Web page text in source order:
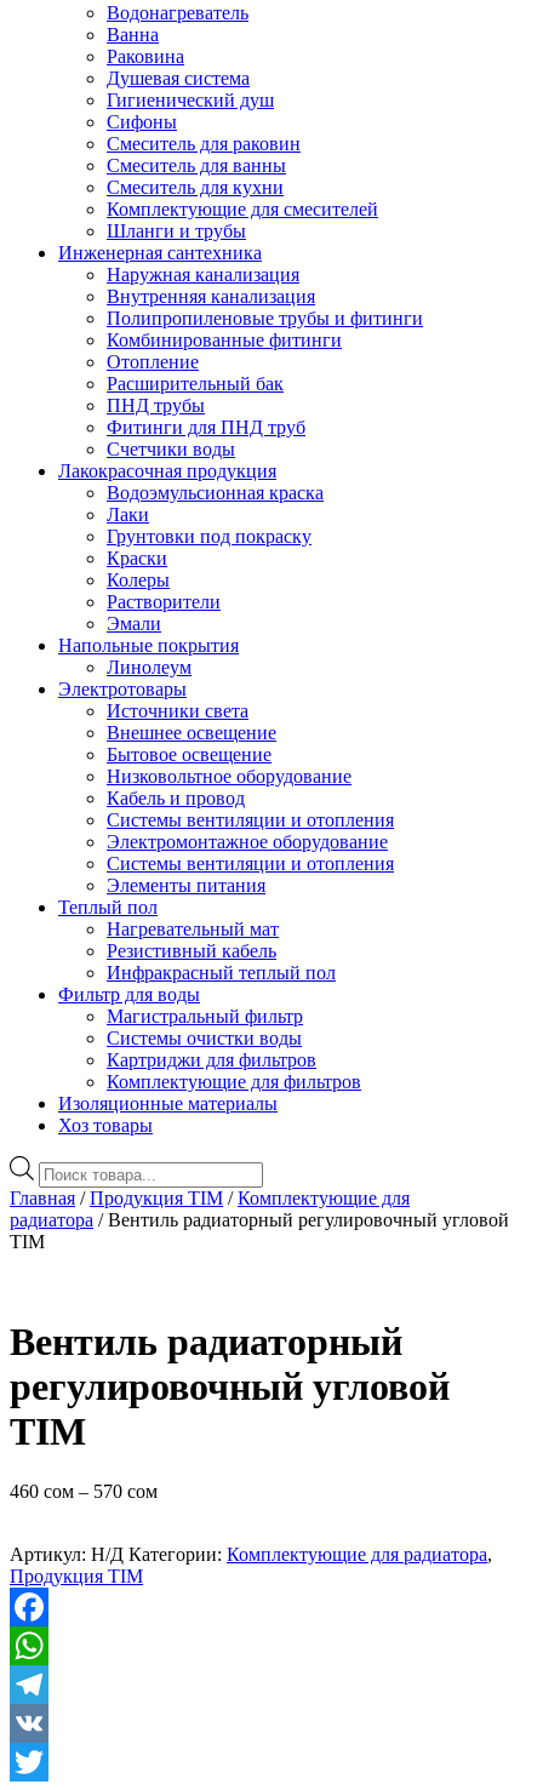
Водонагреватель
Ванна
Раковина
Душевая система
Гигиенический душ
Сифоны
Смеситель для раковин
Смеситель для ванны
Смеситель для кухни
Комплектующие для смесителей
Шланги и трубы
Инженерная сантехника
Наружная канализация
Внутренняя канализация
Полипропиленовые трубы и фитинги
Комбинированные фитинги
Отопление
Расширительный бак
ПНД трубы
Фитинги для ПНД труб
Счетчики воды
Лакокрасочная продукция
Водоэмульсионная краска
Лаки
Грунтовки под покраску
Краски
Колеры
Растворители
Эмали
Напольные покрытия
Линолеум
Электротовары
Источники света
Внешнее освещение
Бытовое освещение
Низковольтное оборудование
Кабель и провод
Системы вентиляции и отопления
Электромонтажное оборудование
Системы вентиляции и отопления
Элементы питания
Теплый пол
Нагревательный мат
Резистивный кабель
Инфракрасный теплый пол
Фильтр для воды
Магистральный фильтр
Системы очистки воды
Картриджи для фильтров
Комплектующие для фильтров
Изоляционные материалы
Хоз товары
Поиск
товаров
Главная /Продукция TIM /Комплектующие для
радиатора / Вентиль радиаторный регулировочный угловой
TIM
Вентиль радиаторный
регулировочный угловой
TIM
460 сом – 570 сом
Артикул: Н/Д Категории: Комплектующие для радиатора,
Продукция TIM
Facebook
WhatsApp
Telegram
VK